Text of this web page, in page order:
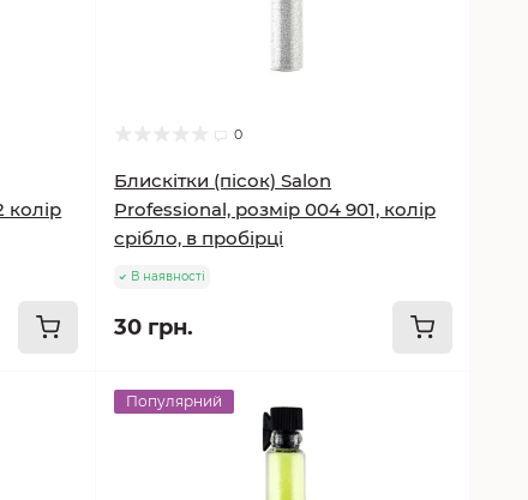
колір
0
Блискітки (пісок) Salon
Professional, розмір 004 901, колір
срібло, в пробірці
В наявності
30 грн.
Популярний